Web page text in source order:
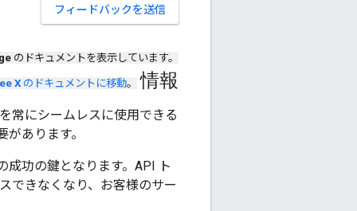
フィードバックを送信
のドキュメントを表示しています。
X のドキュメントに移動。 情報
常にシームレスに使用できる
あります。
成功の鍵となります。API ト
できなくなり、お客様のサー